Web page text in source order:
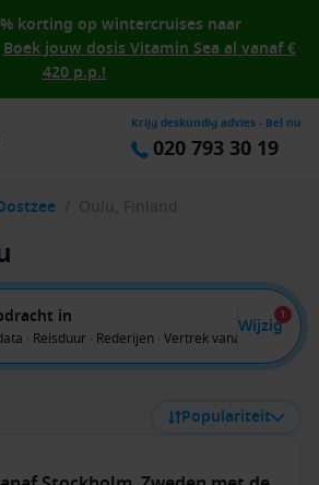
korting op wintercruises naar
Boek jouw dosis Vitamin Sea al vanaf €
420 p.p.!
Krijg deskundig advies - Bel nu
020 793 30 19
/ Oulu, Finland
in
· Reisduur · Rederijen · Vertrek vanaf
Wijzig
1
Populariteit